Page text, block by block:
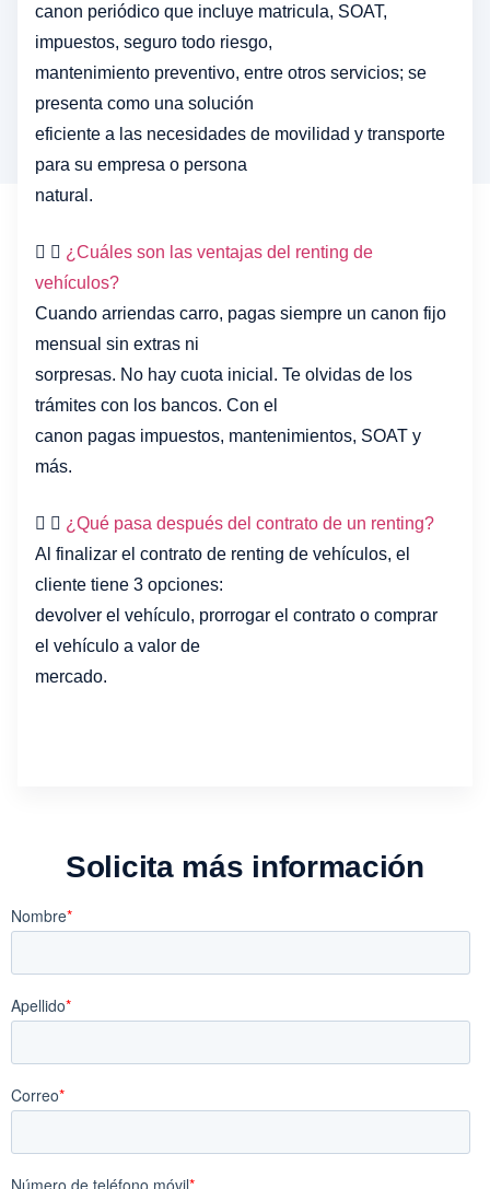
canon periódico que incluye matricula, SOAT,
impuestos, seguro todo riesgo,
mantenimiento preventivo, entre otros servicios; se
presenta como una solución
eficiente a las necesidades de movilidad y transporte
para su empresa o persona
natural.
¿Cuáles son las ventajas del renting de
vehículos?
Cuando arriendas carro, pagas siempre un canon fijo
mensual sin extras ni
sorpresas. No hay cuota inicial. Te olvidas de los
trámites con los bancos. Con el
canon pagas impuestos, mantenimientos, SOAT y
más.
¿Qué pasa después del contrato de un renting?
Al finalizar el contrato de renting de vehículos, el
cliente tiene 3 opciones:
devolver el vehículo, prorrogar el contrato o comprar
el vehículo a valor de
mercado.
Solicita más información